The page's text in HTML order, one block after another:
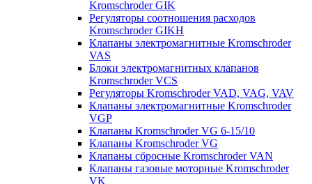
Kromschroder GIK
Регуляторы соотношения расходов
Kromschroder GIKH
Клапаны электромагнитные Kromschroder
VAS
Блоки электромагнитных клапанов
Kromschroder VCS
Регуляторы Kromschroder VAD, VAG, VAV
Клапаны электромагнитные Kromschroder
VGP
Клапаны Kromschroder VG 6-15/10
Клапаны Kromschroder VG
Клапаны сбросные Kromschroder VAN
Клапаны газовые моторные Kromschroder
VK